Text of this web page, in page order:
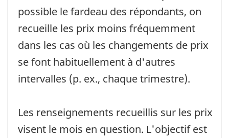
possible le fardeau des répondants, on
recueille les prix moins fréquemment
dans les cas où les changements de prix
se font habituellement à d'autres
intervalles (p. ex., chaque trimestre).
Les renseignements recueillis sur les prix
visent le mois en question. L'objectif est